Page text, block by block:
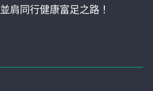
肩同行健康富足之路！